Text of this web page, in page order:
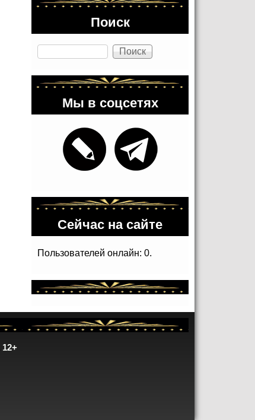
Поиск
Поиск
Мы в соцсетях
Сейчас на сайте
Пользователей онлайн: 0.
12+